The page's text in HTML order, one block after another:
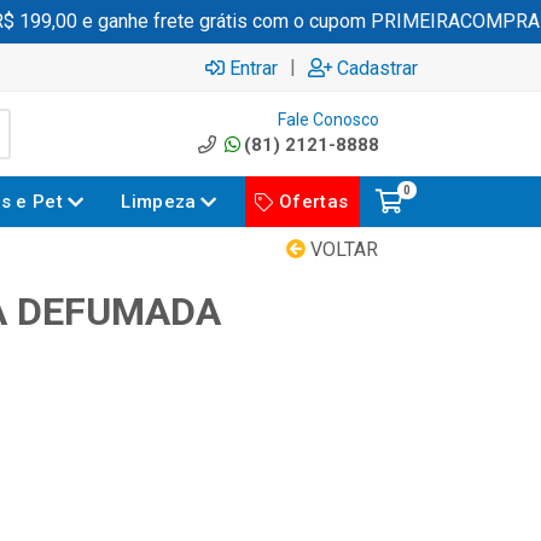
e ganhe frete grátis com o cupom PRIMEIRACOMPRA
Entrar | Cadastrar
Fale Conosco
(81) 2121-8888
e Pet Limpeza Ofertas
0
VOLTAR
DEFUMADA